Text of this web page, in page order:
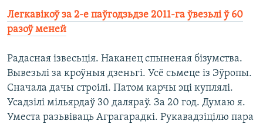
Легкавікоў за 2-е паўгодзьдзе 2011-га ўвезьлі ў 60
разоў меней
Радасная ізвесьція. Наканец спыненая бізумства.
Вывезьлі за кроўныя дзеньгі. Усё сьмеце із Эўропы.
Сначала дачы строілі. Патом карчы эці куплялі.
Усадзілі мільярдаў 30 даляраў. За 20 год. Думаю я.
Уместа разьвіваць Аграгарадкі. Рукавадзіцілю пара